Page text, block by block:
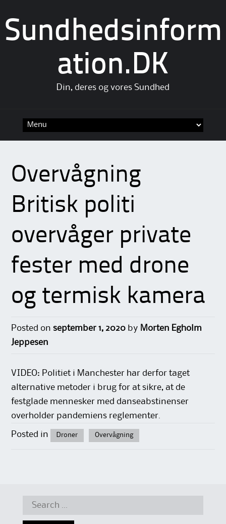
Sundhedsinform
ation.DK
Din, deres og vores Sundhed
Overvågning
Britisk politi
overvåger private
fester med drone
og termisk kamera
Posted onseptember 1, 2020 by Morten Egholm
Jeppesen
VIDEO: Politiet i Manchester har derfor taget
alternative metoder i brug for at sikre, at de
festglade mennesker med danseabstinenser
overholder pandemiens reglementer.
Posted in Droner Overvågning
Search